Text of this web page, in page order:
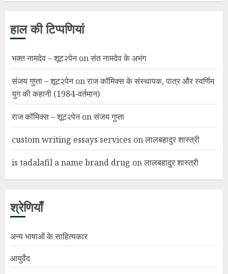
हाल की टिप्पणियां
भक्त नामदेव – शूट२पेनonसंत नामदेव के अभंग
संजय गुप्ता – शूट२पेनonराज कॉमिक्स के संस्थापक, पात्र और स्वर्णिम
युग की कहानी (1984-वर्तमान)
राज कॉमिक्स – शूट२पेनonसंजय गुप्ता
custom writing essays services onलालबहादुर शास्त्री
is tadalafil a name brand drug onलालबहादुर शास्त्री
श्रेणियाँ
अन्य भाषाओं के साहित्यकार
आयुर्वेद